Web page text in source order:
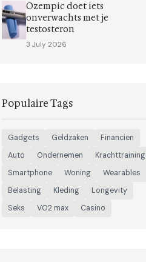
Ozempic doet iets
onverwachts met je
testosteron
3 July 2026
Populaire Tags
Gadgets Geldzaken
Financien
Auto
Ondernemen
Krachttraining
Smartphone
Woning
Wearables
Belasting
Kleding
Longevity
Seks
VO2 max Casino